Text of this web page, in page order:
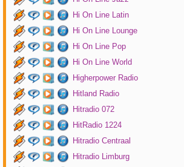
Hi On Line Latin
Hi On Line Lounge
Hi On Line Pop
Hi On Line World
Higherpower Radio
Hitland Radio
Hitradio 072
HitRadio 1224
Hitradio Centraal
Hitradio Limburg